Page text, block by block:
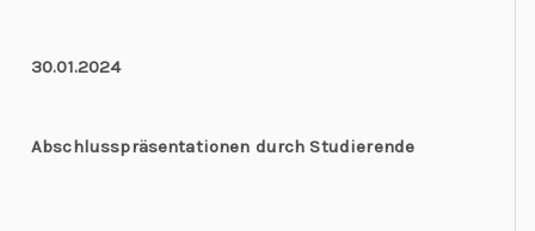
30.01.2024
Abschlusspräsentationen durch Studierende